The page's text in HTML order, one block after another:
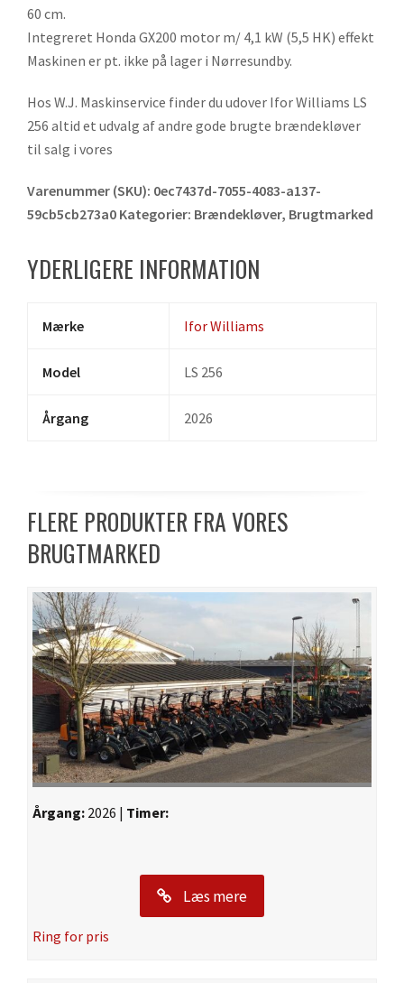
60 cm.
Integreret Honda GX200 motor m/ 4,1 kW (5,5 HK) effekt
Maskinen er pt. ikke på lager i Nørresundby.
Hos W.J. Maskinservice finder du udover Ifor Williams LS
256 altid et udvalg af andre gode brugte brændekløver
til salg i vores
Varenummer (SKU): 0ec7437d-7055-4083-a137-
59cb5cb273a0 Kategorier: Brændekløver, Brugtmarked
YDERLIGERE INFORMATION
Mærke Ifor Williams
Model LS 256
Årgang 2026
FLERE PRODUKTER FRA VORES
BRUGTMARKED
Årgang: 2026 | Timer:
Læs mere
Ring for pris